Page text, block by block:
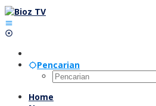
Lewati
ke
konten
Pencarian
Home